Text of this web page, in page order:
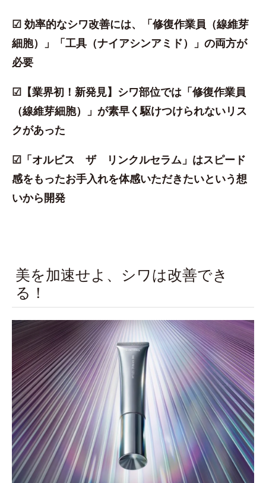
☑ 効率的なシワ改善には、「修復作業員（線維芽
細胞）」「工具（ナイアシンアミド）」の両方が
必要
☑【業界初！新発見】シワ部位では「修復作業員
（線維芽細胞）」が素早く駆けつけられないリス
クがあった
☑「オルビス ザ リンクルセラム」はスピード
感をもったお手入れを体感いただきたいという想
いから開発
美を加速せよ、シワは改善でき
る！